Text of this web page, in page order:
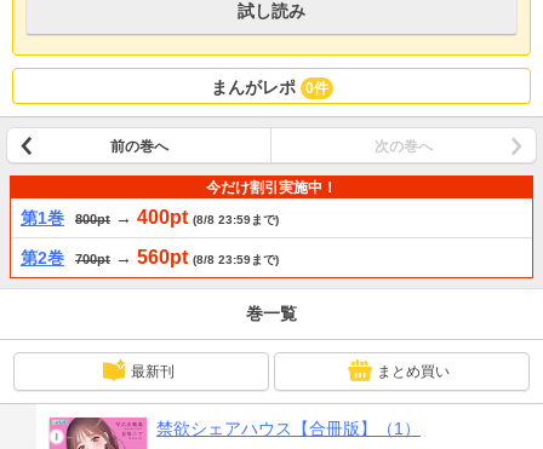
試し読み
まんがレポ 0件
前の巻へ 次の巻へ
今だけ割引実施中！
第1巻 800pt → 400pt (8/8 23:59まで)
第2巻 700pt → 560pt (8/8 23:59まで)
巻一覧
最新刊 まとめ買い
禁欲シェアハウス【合冊版】（1）